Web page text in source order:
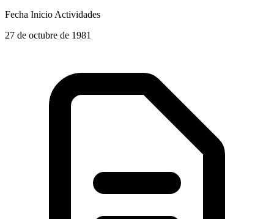
Fecha Inicio Actividades
27 de octubre de 1981